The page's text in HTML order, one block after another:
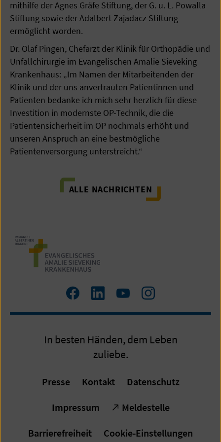
mithilfe der Agnes Gräfe Stiftung, der G. u. L. Powalla
Stiftung sowie der Adalbert Zajadacz Stiftung
ermöglicht worden.
Dr. Olaf Pingen, Chefarzt der Klinik für Orthopädie und
Unfallchirurgie im Evangelischen Amalie Sieveking
Krankenhaus: „Im Namen der Mitarbeitenden der
Klinik und der uns anvertrauten Patientinnen und
Patienten bedanke ich mich sehr herzlich für diese
Investition in modernste OP-Technik, die die
Patientensicherheit im OP nochmals erhöht und
unseren Anspruch an eine bestmögliche
Patientenversorgung unterstreicht.“
ALLE NACHRICHTEN
Zum
Facebook
Zum
LinkedIn
Zum
YouTube
Zum
Instagram
In besten Händen, dem Leben
zuliebe.
Presse Kontakt Datenschutz
Impressum Meldestelle
Barrierefreiheit Cookie-Einstellungen